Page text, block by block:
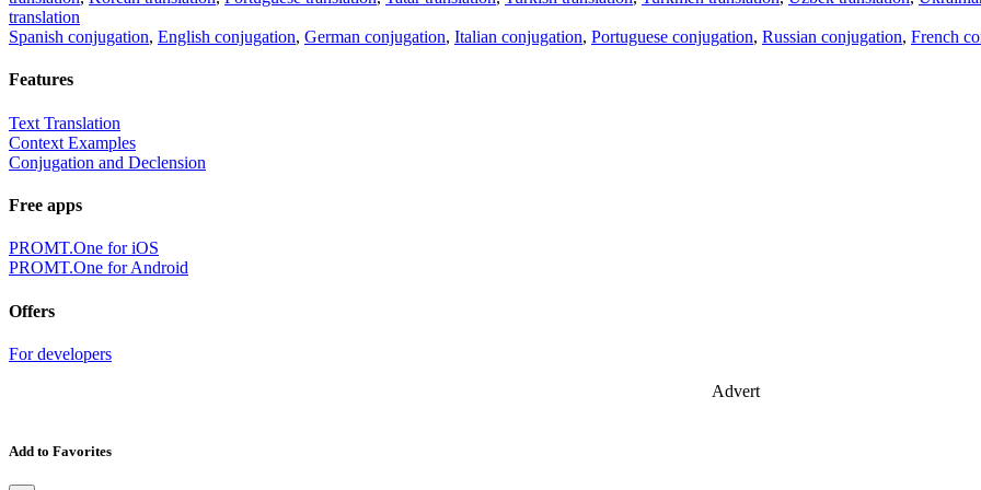
translation
Spanish conjugation, English conjugation, German conjugation, Italian conjugation, Portuguese conjugation, Russian conjugation, French
Features
Text Translation
Context Examples
Conjugation and Declension
Free apps
PROMT.One for iOS
PROMT.One for Android
Offers
For developers
Advert
Add to Favorites